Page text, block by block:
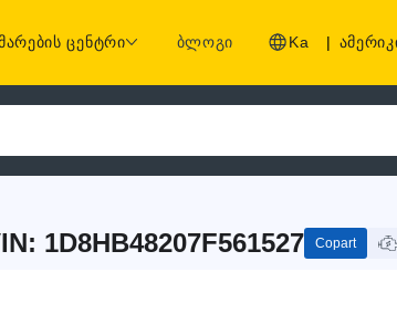
ცენტრი ბლოგი Ka |
1D8HB48207F561527 Copart